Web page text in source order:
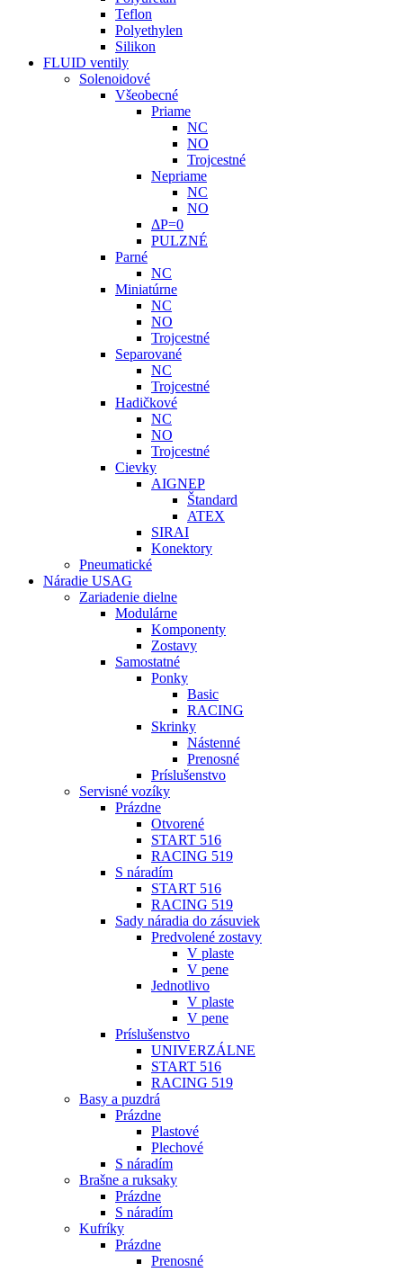
Teflon
Polyethylen
Silikon
FLUID ventily
Solenoidové
Všeobecné
Priame
NC
NO
Trojcestné
Nepriame
NC
NO
ΔP=0
PULZNÉ
Parné
NC
Miniatúrne
NC
NO
Trojcestné
Separované
NC
Trojcestné
Hadičkové
NC
NO
Trojcestné
Cievky
AIGNEP
Štandard
ATEX
SIRAI
Konektory
Pneumatické
Náradie USAG
Zariadenie dielne
Modulárne
Komponenty
Zostavy
Samostatné
Ponky
Basic
RACING
Skrinky
Nástenné
Prenosné
Príslušenstvo
Servisné vozíky
Prázdne
Otvorené
START 516
RACING 519
S náradím
START 516
RACING 519
Sady náradia do zásuviek
Predvolené zostavy
V plaste
V pene
Jednotlivo
V plaste
V pene
Príslušenstvo
UNIVERZÁLNE
START 516
RACING 519
Basy a puzdrá
Prázdne
Plastové
Plechové
S náradím
Brašne a ruksaky
Prázdne
S náradím
Kufríky
Prázdne
Prenosné